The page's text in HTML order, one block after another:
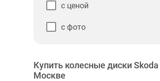
с ценой
с фото
Купить колесные диски Skoda
Москве